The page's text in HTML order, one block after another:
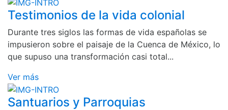
Testimonios de la vida colonial
Durante tres siglos las formas de vida españolas se
impusieron sobre el paisaje de la Cuenca de México, lo
que supuso una transformación casi total...
Ver más
Santuarios y Parroquias